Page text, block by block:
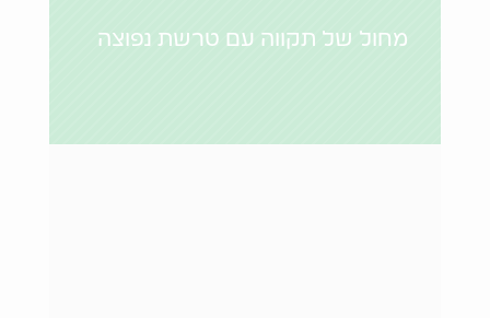
מחול של תקווה עם טרשת נפוצה